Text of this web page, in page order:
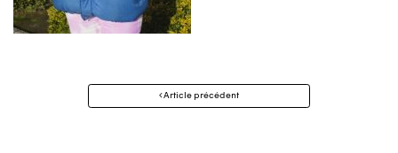
Navigation
Article précédent